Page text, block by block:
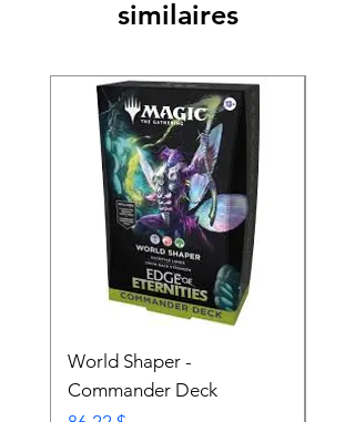
similaires
World Shaper -
Commander Deck